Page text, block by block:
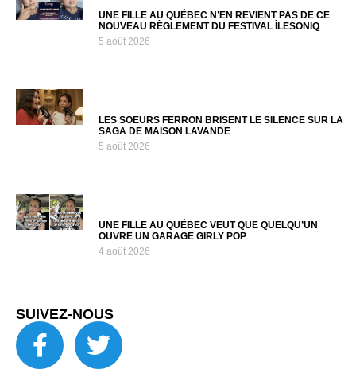
UNE FILLE AU QUÉBEC N’EN REVIENT PAS DE CE
NOUVEAU RÈGLEMENT DU FESTIVAL ÎLESONIQ
5 août 2026
LES SOEURS FERRON BRISENT LE SILENCE SUR LA
SAGA DE MAISON LAVANDE
5 août 2026
UNE FILLE AU QUÉBEC VEUT QUE QUELQU’UN
OUVRE UN GARAGE GIRLY POP
4 août 2026
SUIVEZ-NOUS